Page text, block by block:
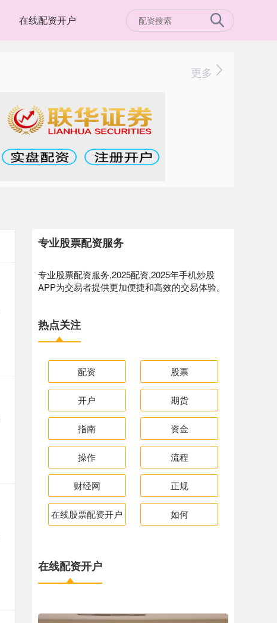
在线配资开户
更多
专业股票配资服务
专业股票配资服务,2025配资,2025年手机炒股
APP为交易者提供更加便捷和高效的交易体验。
热点关注
配资 股票
开户 期货
指南 资金
操作 流程
财经网 正规
在线股票配资开户 如何
在线配资开户